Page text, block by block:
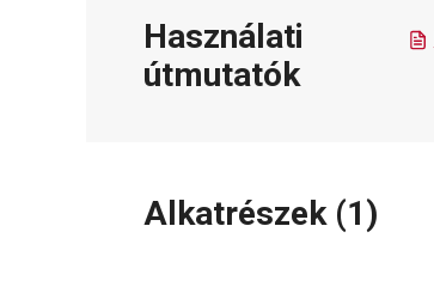
Használati
útmutatók
Alkatrészek(1)